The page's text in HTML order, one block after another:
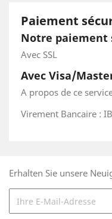
Paiement
Notre paiement
Avec SSL
Avec Visa/
A propos de ce
Virement Bancaire :
Erhalten Sie unsere